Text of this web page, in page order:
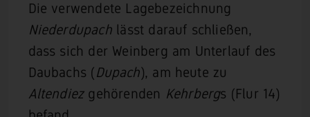
Die verwendete Lagebezeichnung
Niederdupachlässt darauf schließen,
dass sich der Weinberg am Unterlauf des
Daubachs (Dupach), am heute zu
Altendiezgehörenden Kehrbergs (Flur 14)